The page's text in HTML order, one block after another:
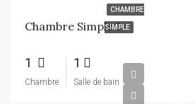
CHAMBRE
SIMPLE
Chambre Simple 1
1
Chambre
1
Salle de bain